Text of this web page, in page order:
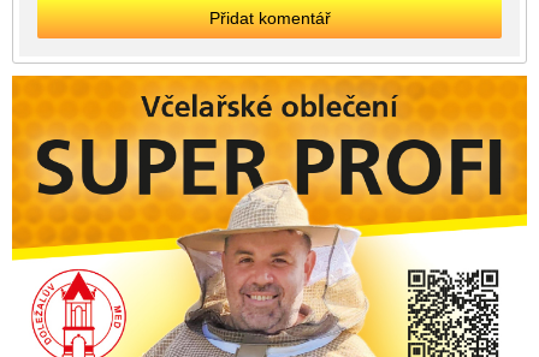
Přidat komentář